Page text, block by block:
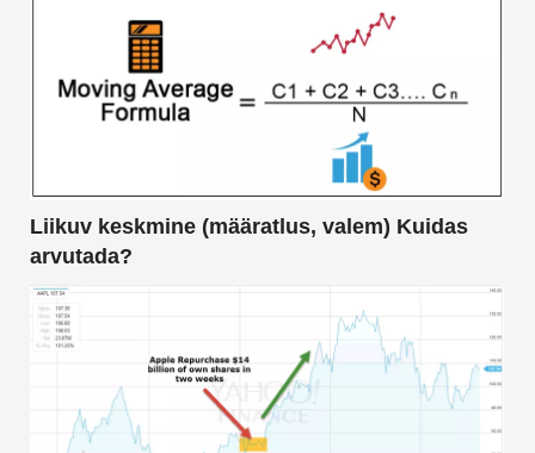
Liikuv keskmine (määratlus, valem) Kuidas
arvutada?